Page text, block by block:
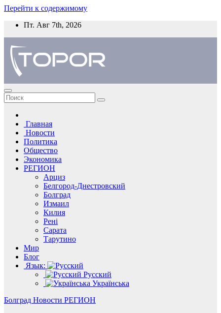
Перейти к содержимому
Пт. Авг 7th, 2026
Главная
Новости
Политика
Общество
Экономика
РЕГИОН
Арциз
Белгород-Днестровский
Болград
Измаил
Килия
Рені
Сарата
Тарутино
Мир
Блог
Язык:
Русский
Українська
Болград Новости РЕГИОН